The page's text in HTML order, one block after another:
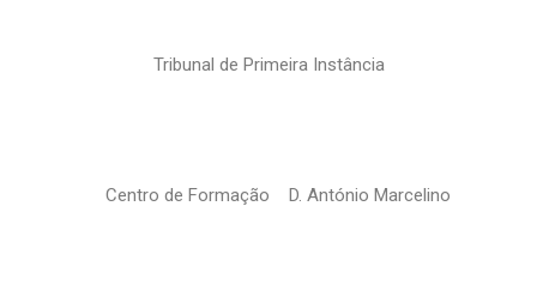
Tribunal de Primeira Instância
Centro de Formação D. António Marcelino